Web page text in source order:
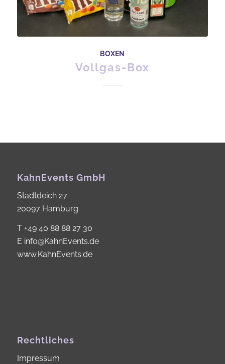
BOXEN
Vollgas-Box
KahnEvents GmbH
Stadtdeich 27
20097 Hamburg
T +49 40 88 88 27 30
E info@KahnEvents.de
www.KahnEvents.de
Rechtliches
Impressum